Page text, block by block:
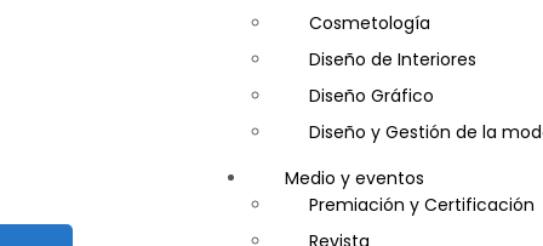
Cosmetología
Diseño de Interiores
Diseño Gráfico
Diseño y Gestión de la
Entrenador Personal y
Gastronomía
Gestor de Crédito y
Medio y eventos
Premiación y Certificación
Revista